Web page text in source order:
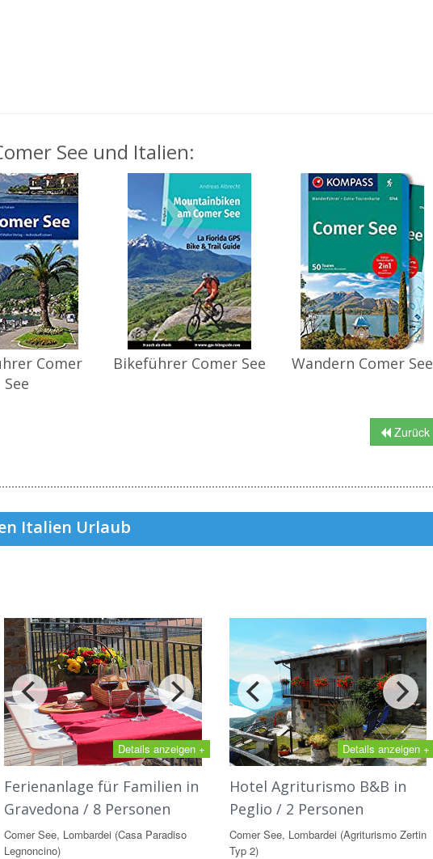
See und Italien:
Comer
See
Bikeführer Comer See Wandern Comer See
Zurück
Italien Urlaub
Details anzeigen +
Ferienanlage für Familien in
Gravedona / 8 Personen
Comer See, Lombardei (Casa Paradiso
Legnoncino)
Details anzeigen +
Hotel Agriturismo B&B in
Peglio / 2 Personen
Comer See, Lombardei (Agriturismo Zertin
Typ 2)